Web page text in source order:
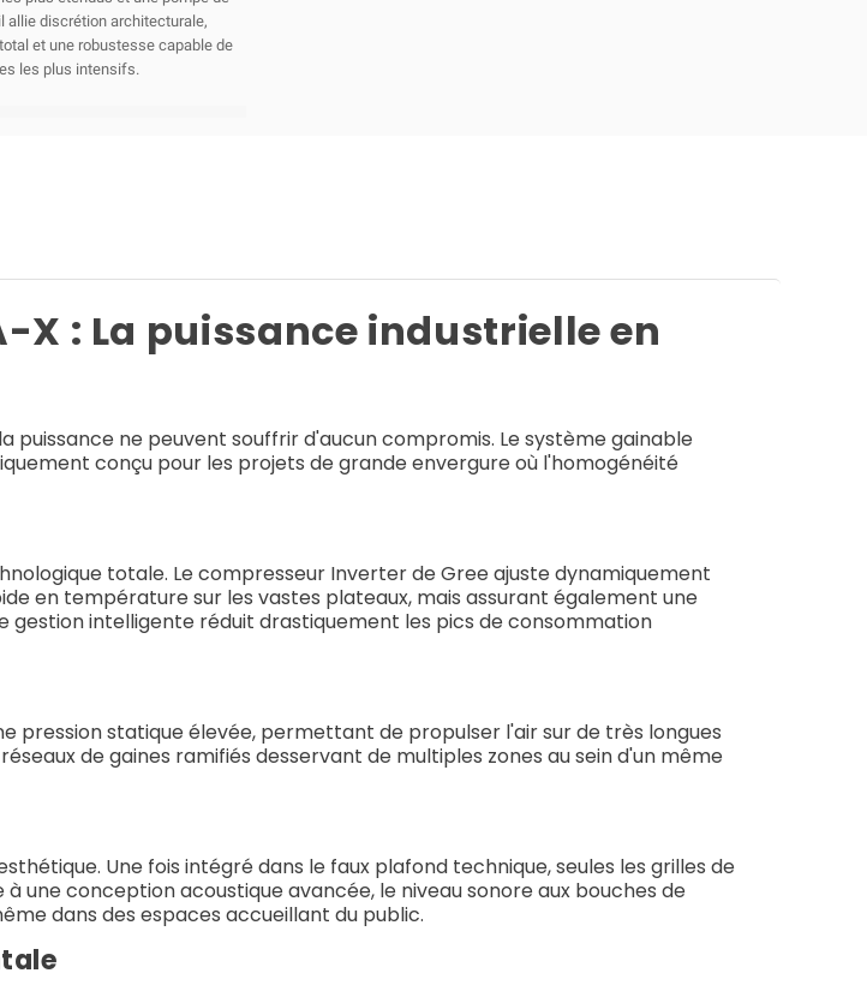
allie discrétion architecturale,
et une robustesse capable de
les plus intensifs.
X : La puissance industrielle en
puissance ne peuvent souffrir d'aucun compromis. Le système gainable
conçu pour les projets de grande envergure où l'homogénéité
totale. Le compresseur Inverter de Gree ajuste dynamiquement
en température sur les vastes plateaux, mais assurant également une
intelligente réduit drastiquement les pics de consommation
pression statique élevée, permettant de propulser l'air sur de très longues
de gaines ramifiés desservant de multiples zones au sein d'un même
Une fois intégré dans le faux plafond technique, seules les grilles de
une conception acoustique avancée, le niveau sonore aux bouches de
dans des espaces accueillant du public.